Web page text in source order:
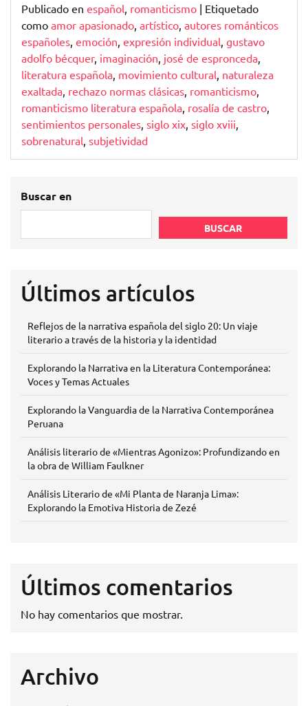
Publicado en español romanticismo | Etiquetado
como amor apasionado artístico autores románticos
españoles emoción expresión individual gustavo
adolfo bécquer, imaginación josé de espronceda
literatura española movimiento cultural naturaleza
exaltada rechazo normas clásicas romanticismo
romanticismo literatura española rosalía de castro
sentimientos personales siglo xix siglo xviii
sobrenatural subjetividad
Buscar en
BUSCAR
Últimos artículos
Reflejos de la narrativa española del siglo 20: Un viaje
literario a través de la historia y la identidad
Explorando la Narrativa en la Literatura Contemporánea:
Voces y Temas Actuales
Explorando la Vanguardia de la Narrativa Contemporánea
Peruana
Análisis literario de «Mientras Agonizo»: Profundizando en
la obra de William Faulkner
Análisis Literario de «Mi Planta de Naranja Lima»:
Explorando la Emotiva Historia de Zezé
Últimos comentarios
No hay comentarios que mostrar.
Archivo